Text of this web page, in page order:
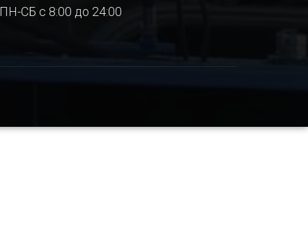
ПН-СБ с 8:00 до 24:00